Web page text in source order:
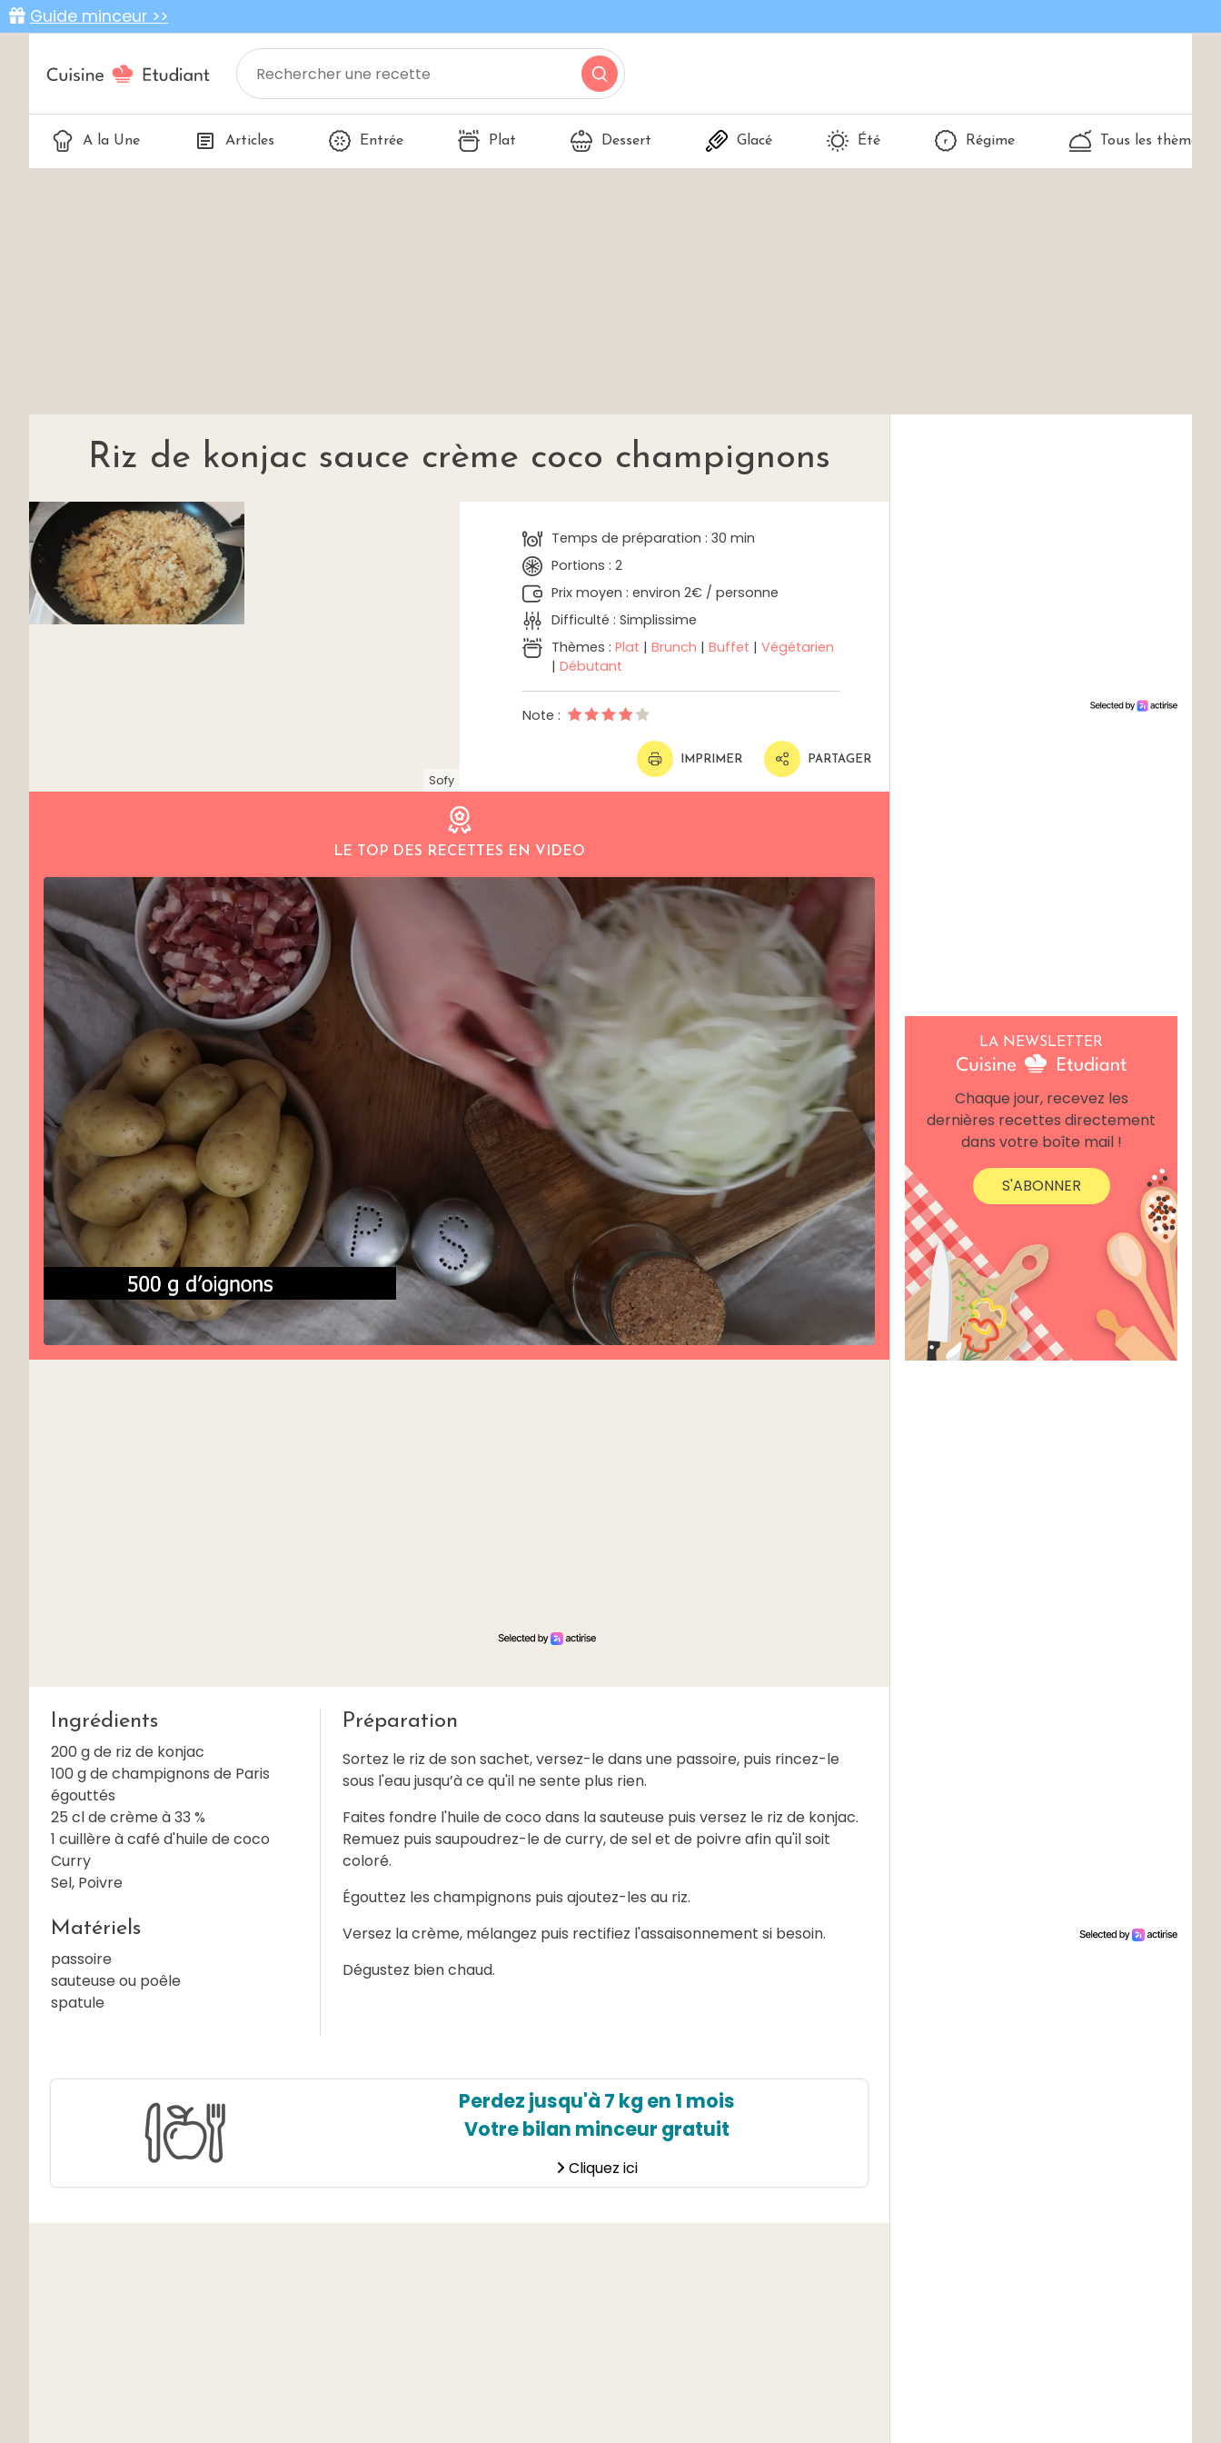
Guide minceur >>
A la Une Articles Entrée Plat Dessert Glacé Été Régime Tous les thèmes
Riz de konjac sauce crème coco champignons
Sofy
Temps de préparation : 30 min
Portions : 2
Prix moyen : environ 2€ / personne
Difficulté : Simplissime
Thèmes :Plat |Brunch |Buffet |Végétarien
|Débutant
Note :
IMPRIMER PARTAGER
LE TOP DES RECETTES EN VIDEO
Ingrédients
200 g de riz de konjac
100 g de champignons de Paris
égouttés
25 cl de crème à 33 %
1 cuillère à café d'huile de coco
Curry
Sel, Poivre
Matériels
passoire
sauteuse ou poêle
spatule
Préparation
Sortez le riz de son sachet, versez-le dans une passoire, puis rincez-le
sous l'eau jusqu’à ce qu'il ne sente plus rien.
Faites fondre l'huile de coco dans la sauteuse puis versez le riz de konjac.
Remuez puis saupoudrez-le de curry, de sel et de poivre afin qu'il soit
coloré.
Égouttez les champignons puis ajoutez-les au riz.
Versez la crème, mélangez puis rectifiez l'assaisonnement si besoin.
Dégustez bien chaud.
Perdez jusqu'à 7 kg en 1 mois
Votre bilan minceur gratuit
Cliquez ici
LA NEWSLETTER
Chaque jour, recevez les
dernières recettes directement
dans votre boîte mail !
S'ABONNER